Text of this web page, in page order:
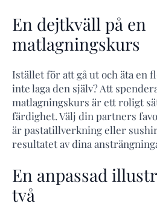
En dejtkväll på en
matlagningskurs
Istället för att gå ut och äta en
inte laga den själv? Att
matlagningskurs är ett roligt
färdighet. Välj din partners
är pastatillverkning eller
resultatet av dina
En anpassad
två